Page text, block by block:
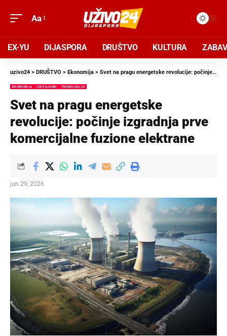
Aa
EX-YU DIJASPORA DRUŠTVO KULTURA
uzivo24 > DRUŠTVO > Ekonomija > Svet na pragu energetske revolucije: počinje izgradnja prve komercijalne fuzione elektrane
EKONOMIJA IZDVAJAMO TEHNOLOGIJA
Svet na pragu energetske
revolucije: počinje izgradnja prve
komercijalne fuzione elektrane
jun 29, 2026